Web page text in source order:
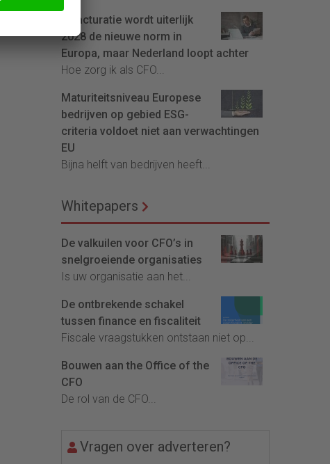
E-facturatie wordt uiterlijk
2028 de nieuwe norm in
Europa, maar Nederland loopt achter
Hoe zorg ik als CFO...
Maturiteitsniveau Europese
bedrijven op gebied ESG-
criteria voldoet niet aan verwachtingen
EU
Bijna helft van bedrijven heeft...
Whitepapers
De valkuilen voor CFO’s in
snelgroeiende organisaties
Is uw organisatie aan het...
De ontbrekende schakel
tussen finance en fiscaliteit
Fiscale vraagstukken ontstaan niet op...
Bouwen aan the Office of the
CFO
De rol van de CFO...
Vragen over adverteren?